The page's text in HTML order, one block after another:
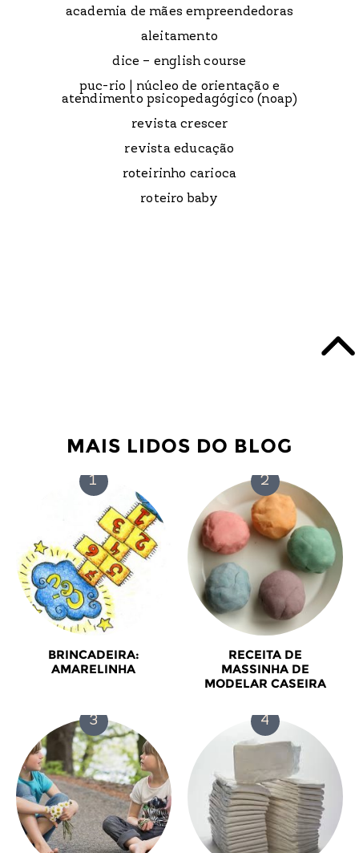
academia de mães empreendedoras
aleitamento
dice – english course
puc-rio | núcleo de orientação e
atendimento psicopedagógico (noap)
revista crescer
revista educação
roteirinho carioca
roteiro baby
MAIS LIDOS DO BLOG
BRINCADEIRA:
AMARELINHA
RECEITA DE
MASSINHA DE
MODELAR CASEIRA